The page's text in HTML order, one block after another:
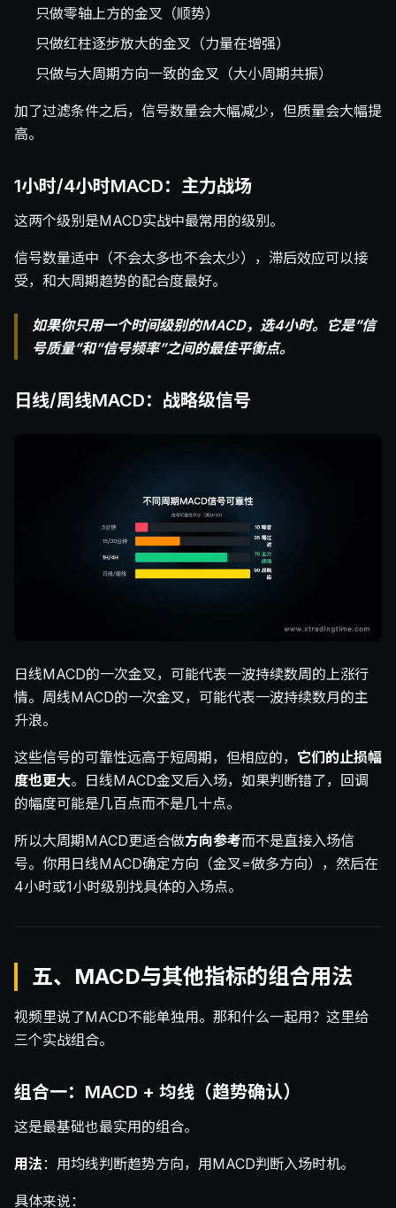
只做零轴上方的金叉（顺势）
只做红柱逐步放大的金叉（力量在增强）
只做与大周期方向一致的金叉（大小周期共振）
加了过滤条件之后，信号数量会大幅减少，但质量会大幅提
高。
1小时/4小时MACD：主力战场
这两个级别是MACD实战中最常用的级别。
信号数量适中（不会太多也不会太少），滞后效应可以接
受，和大周期趋势的配合度最好。
如果你只用一个时间级别的MACD，选4小时。它是”信
号质量”和”信号频率”之间的最佳平衡点。
日线/周线MACD：战略级信号
日线MACD的一次金叉，可能代表一波持续数周的上涨行
情。周线MACD的一次金叉，可能代表一波持续数月的主
升浪。
这些信号的可靠性远高于短周期，但相应的， 它们的止损幅
度也更大。日线MACD金叉后入场，如果判断错了，回调
的幅度可能是几百点而不是几十点。
所以大周期MACD更适合做方向参考而不是直接入场信
号。你用日线MACD确定方向（金叉=做多方向），然后在
4小时或1小时级别找具体的入场点。
五、MACD与其他指标的组合用法
视频里说了MACD不能单独用。那和什么一起用？这里给
三个实战组合。
组合一：MACD + 均线（趋势确认）
这是最基础也最实用的组合。
用法：用均线判断趋势方向，用MACD判断入场时机。
具体来说：